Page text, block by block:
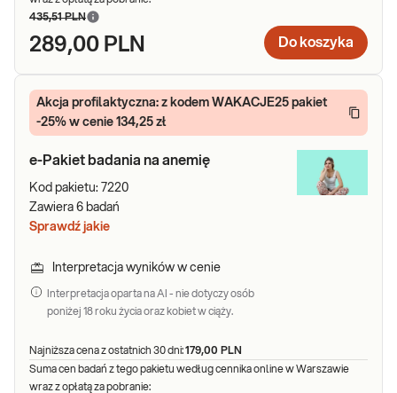
435,51 PLN
289,00 PLN Do koszyka
Akcja profilaktyczna: z kodem WAKACJE25 pakiet
-25% w cenie 134,25 zł
e-Pakiet badania na anemię
Kod pakietu: 7220
Zawiera 6 badań
Sprawdź jakie
Interpretacja wyników w cenie
Interpretacja oparta na AI - nie dotyczy osób
poniżej 18 roku życia oraz kobiet w ciąży.
Najniższa cena z ostatnich 30 dni:179,00 PLN
Suma cen badań z tego pakietu według cennika online w Warszawie
wraz z opłatą za pobranie: